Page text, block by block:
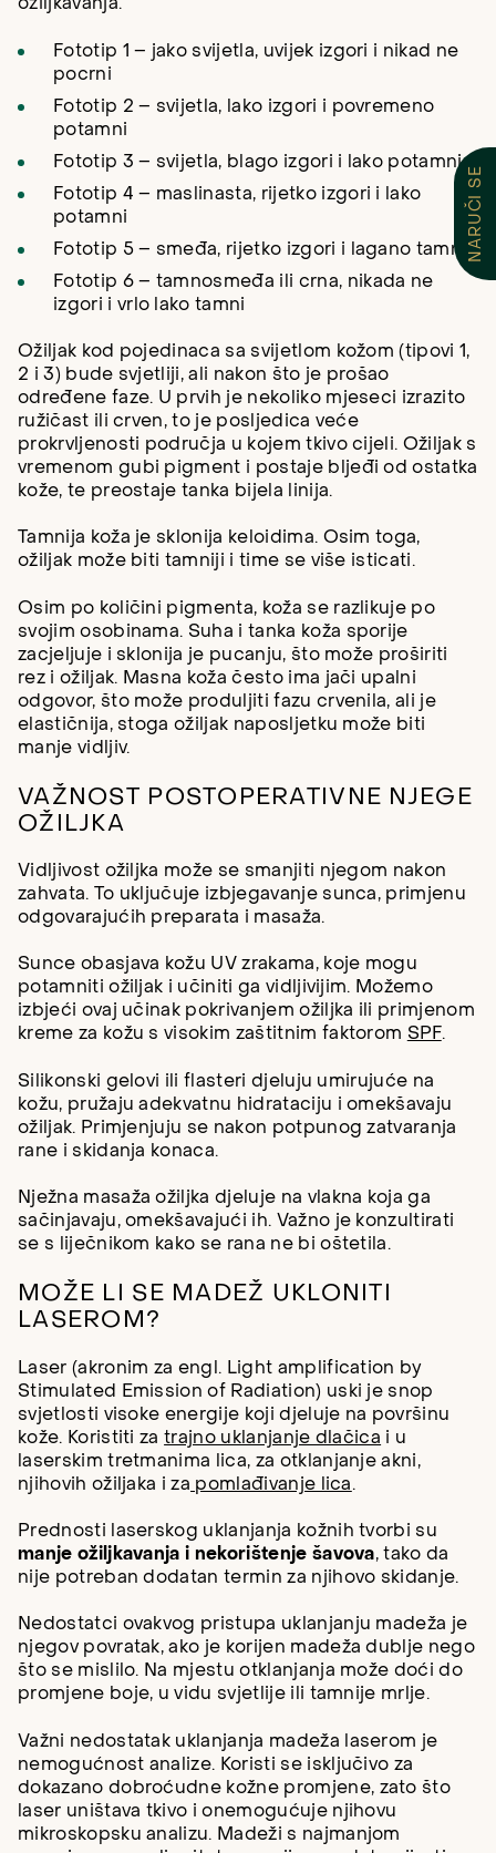
Fototip 1 – jako svijetla, uvijek izgori i nikad ne
pocrni
Fototip 2 – svijetla, lako izgori i povremeno
potamni
Fototip 3 – svijetla, blago izgori i lako potamni
Fototip 4 – maslinasta, rijetko izgori i lako
potamni
Fototip 5 – smeđa, rijetko izgori i lagano tamni
Fototip 6 – tamnosmeđa ili crna, nikada ne
izgori i vrlo lako tamni
Ožiljak kod pojedinaca sa svijetlom kožom (tipovi 1,
2 i 3) bude svjetliji, ali nakon što je prošao
određene faze. U prvih je nekoliko mjeseci izrazito
ružičast ili crven, to je posljedica veće
prokrvljenosti područja u kojem tkivo cijeli. Ožiljak s
vremenom gubi pigment i postaje bljeđi od ostatka
kože, te preostaje tanka bijela linija.
Tamnija koža je sklonija keloidima. Osim toga,
ožiljak može biti tamniji i time se više isticati.
Osim po količini pigmenta, koža se razlikuje po
svojim osobinama. Suha i tanka koža sporije
zacjeljuje i sklonija je pucanju, što može proširiti
rez i ožiljak. Masna koža često ima jači upalni
odgovor, što može produljiti fazu crvenila, ali je
elastičnija, stoga ožiljak naposljetku može biti
manje vidljiv.
VAŽNOST POSTOPERATIVNE NJEGE
OŽILJKA
Vidljivost ožiljka može se smanjiti njegom nakon
zahvata. To uključuje izbjegavanje sunca, primjenu
odgovarajućih preparata i masaža.
Sunce obasjava kožu UV zrakama, koje mogu
potamniti ožiljak i učiniti ga vidljivijim. Možemo
izbjeći ovaj učinak pokrivanjem ožiljka ili primjenom
kreme za kožu s visokim zaštitnim faktorom SPF.
Silikonski gelovi ili flasteri djeluju umirujuće na
kožu, pružaju adekvatnu hidrataciju i omekšavaju
ožiljak. Primjenjuju se nakon potpunog zatvaranja
rane i skidanja konaca.
Nježna masaža ožiljka djeluje na vlakna koja ga
sačinjavaju, omekšavajući ih. Važno je konzultirati
se s liječnikom kako se rana ne bi oštetila.
MOŽE LI SE MADEŽ UKLONITI
LASEROM?
Laser (akronim za engl. Light amplification by
Stimulated Emission of Radiation) uski je snop
svjetlosti visoke energije koji djeluje na površinu
kože. Koristiti zatrajno uklanjanje dlačica i u
laserskim tretmanima lica, za otklanjanje akni,
njihovih ožiljaka i za pomlađivanje lica.
Prednosti laserskog uklanjanja kožnih tvorbi su
manje ožiljkavanja i nekorištenje šavova, tako da
nije potreban dodatan termin za njihovo skidanje.
Nedostatci ovakvog pristupa uklanjanju madeža je
njegov povratak, ako je korijen madeža dublje nego
što se mislilo. Na mjestu otklanjanja može doći do
promjene boje, u vidu svjetlije ili tamnije mrlje.
Važni nedostatak uklanjanja madeža laserom je
nemogućnost analize. Koristi se isključivo za
dokazano dobroćudne kožne promjene, zato što
laser uništava tkivo i onemogućuje njihovu
mikroskopsku analizu. Madeži s najmanjom
NARUČI SE